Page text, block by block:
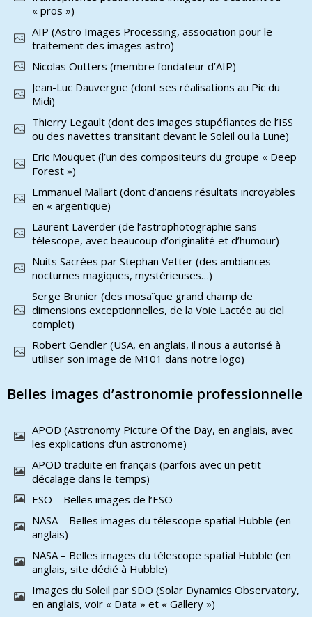
« pros »)
AIP (Astro Images Processing, association pour le
traitement des images astro)
Nicolas Outters (membre fondateur d’AIP)
Jean-Luc Dauvergne (dont ses réalisations au Pic du
Midi)
Thierry Legault (dont des images stupéfiantes de l’ISS
ou des navettes transitant devant le Soleil ou la Lune)
Eric Mouquet (l’un des compositeurs du groupe « Deep
Forest »)
Emmanuel Mallart (dont d’anciens résultats incroyables
en « argentique)
Laurent Laverder (de l’astrophotographie sans
télescope, avec beaucoup d’originalité et d’humour)
Nuits Sacrées par Stephan Vetter (des ambiances
nocturnes magiques, mystérieuses…)
Serge Brunier (des mosaïque grand champ de
dimensions exceptionnelles, de la Voie Lactée au ciel
complet)
Robert Gendler (USA, en anglais, il nous a autorisé à
utiliser son image de M101 dans notre logo)
Belles images d’astronomie professionnelle
APOD (Astronomy Picture Of the Day, en anglais, avec
les explications d’un astronome)
APOD traduite en français (parfois avec un petit
décalage dans le temps)
ESO – Belles images de l’ESO
NASA – Belles images du télescope spatial Hubble (en
anglais)
NASA – Belles images du télescope spatial Hubble (en
anglais, site dédié à Hubble)
Images du Soleil par SDO (Solar Dynamics Observatory,
en anglais, voir « Data » et « Gallery »)